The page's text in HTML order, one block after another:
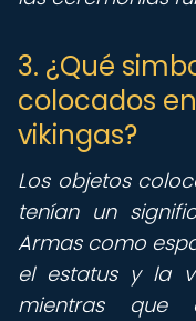
3. ¿Qué
colocados
vikingas?
Los objetos
tenían un
Armas como
el estatus y la
mientras que